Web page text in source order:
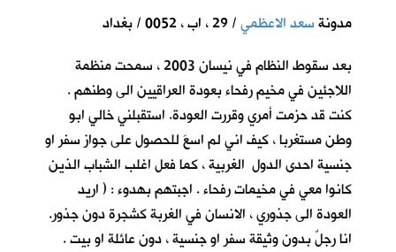
مدونةسعد الاعظمي/ 29 ، اب ، 0052 / بغداد
بعد سقوط النظام في نيسان 2003 ، سمحت منظمة
اللاجئين في مخيم رفحاء بعودة العراقيين الى وطنهم .
كنت قد حزمت أمري وقررت العودة. استقبلني خالي ابو
وطن مستغربا ، كيف اني لم اسعَ للحصول على جواز سفر او
جنسية احدى الدول الغربية ، كما فعل اغلب الشباب الذين
كانوا معي في مخيمات رفحاء . اجبتهم بهدوء : ( اريد
العودة الى جذوري ، الانسان في الغربة كشجرة دون جذور.
انا رجلٌ بدون وثيقة سفر او جنسية ، دون عائلة او بيت .